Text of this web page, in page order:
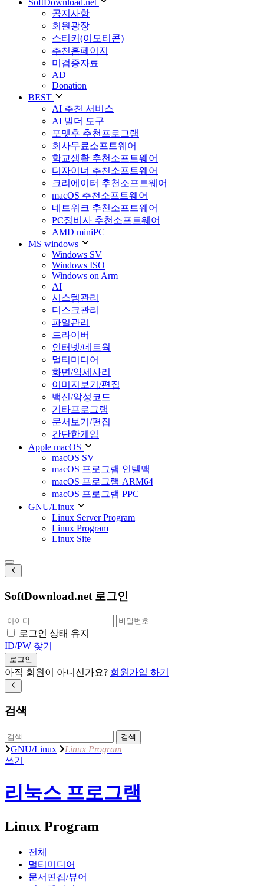
공지사항
회원광장
스티커(이모티콘)
추천홈페이지
미검증자료
AD
Donation
BEST
AI 추천 서비스
AI 빌더 도구
포맷후 추천프로그램
회사무료소프트웨어
학교생활 추천소프트웨어
디자이너 추천소프트웨어
크리에이터 추천소프트웨어
macOS 추천소프트웨어
네트워크 추천소프트웨어
PC정비사 추천소프트웨어
AMD miniPC
MS windows
Windows SV
Windows ISO
Windows on Arm
AI
시스템관리
디스크관리
파일관리
드라이버
인터넷/네트웍
멀티미디어
화면/악세사리
이미지보기/편집
백신/악성코드
기타프로그램
문서보기/편집
간단한게임
Apple macOS
macOS SV
macOS 프로그램 인텔맥
macOS 프로그램 ARM64
macOS 프로그램 PPC
GNU/Linux
Linux Server Program
Linux Program
Linux Site
SoftDownload.net 로그인
로그인 상태 유지
ID/PW 찾기
로그인
아직 회원이 아니신가요? 회원가입 하기
검색
검색
GNU/Linux
Linux Program
쓰기
리눅스 프로그램
Linux Program
전체
멀티미디어
문서편집/뷰어